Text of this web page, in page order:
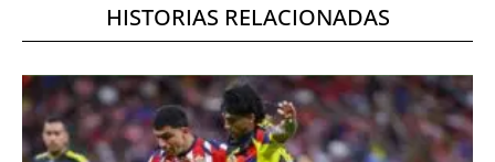
HISTORIAS RELACIONADAS